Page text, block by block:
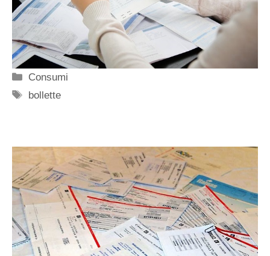
Categorie
Consumi
Tag
bollette